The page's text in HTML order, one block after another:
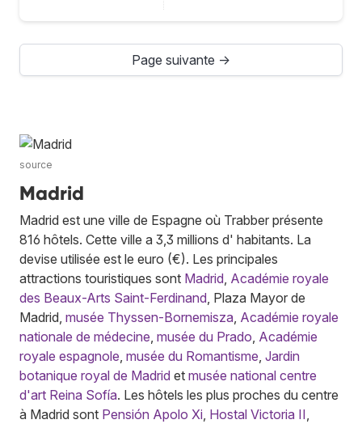
Page suivante →
source
Madrid
Madrid est une ville de Espagne où Trabber présente
816 hôtels. Cette ville a 3,3 millions d' habitants. La
devise utilisée est le euro (€). Les principales
attractions touristiques sont Madrid, Académie royale
des Beaux-Arts Saint-Ferdinand, Plaza Mayor de
Madrid, musée Thyssen-Bornemisza, Académie royale
nationale de médecine, musée du Prado, Académie
royale espagnole, musée du Romantisme, Jardin
botanique royal de Madrid et musée national centre
d'art Reina Sofía. Les hôtels les plus proches du centre
à Madrid sont Pensión Apolo Xi, Hostal Victoria II,